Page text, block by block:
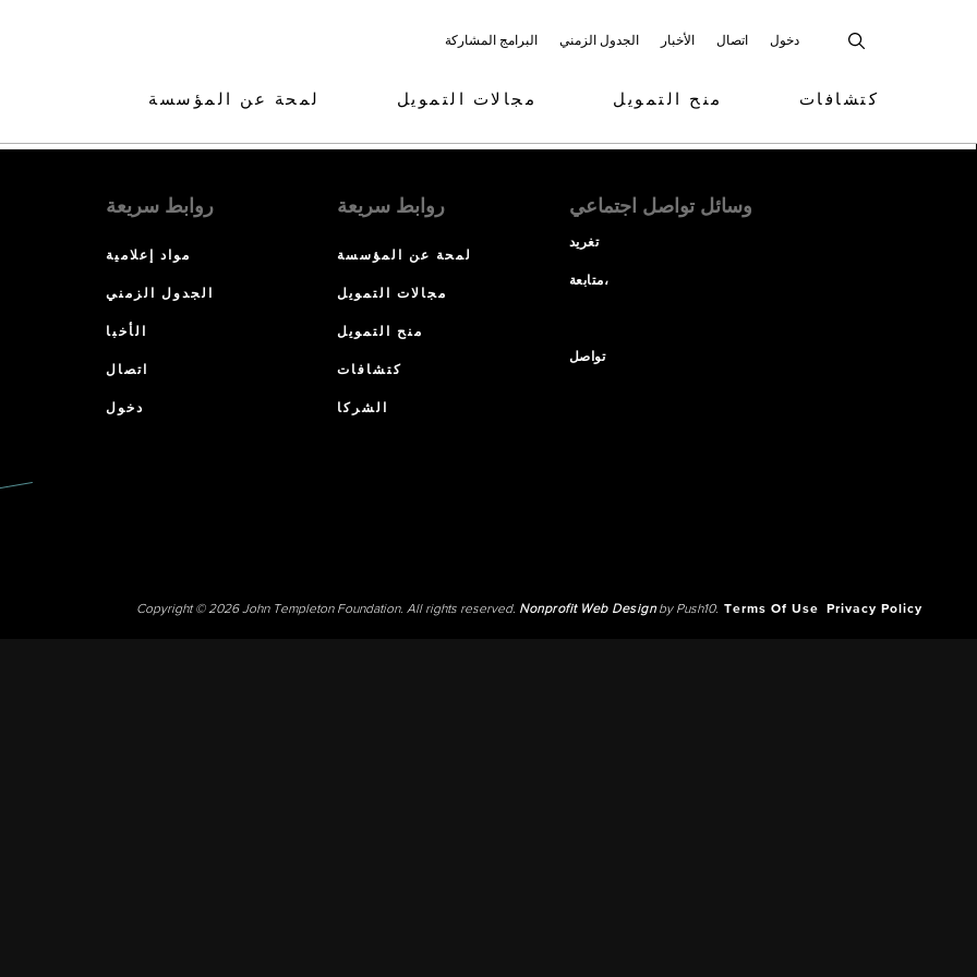
البرامج المشاركة الجدول الزمني الأخبار اتصال دخول
لمحة عن المؤسسة مجالات التمويل منح التمويل كتشافات
روابط سريعة
مواد إعلامية
الجدول الزمني
الأخبا
اتصال
دخول
روابط سريعة
لمحة عن المؤسسة
مجالات التمويل
منح التمويل
كتشافات
الشركا
وسائل تواصل اجتماعي
تغريد
متابعة،
تواصل
Copyright © 2026 John Templeton Foundation. All rights reserved. Nonprofit Web Designby Push10. Terms Of Use Privacy Policy